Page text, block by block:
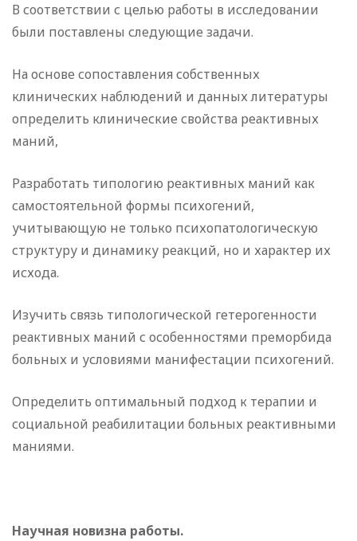
В соответствии с целью работы в исследовании
были поставлены следующие задачи.
На основе сопоставления собственных
клинических наблюдений и данных литературы
определить клинические свойства реактивных
маний,
Разработать типологию реактивных маний как
самостоятельной формы психогений,
учитывающую не только психопатологическую
структуру и динамику реакций, но и характер их
исхода.
Изучить связь типологической гетерогенности
реактивных маний с особенностями преморбида
больных и условиями манифестации психогений.
Определить оптимальный подход к терапии и
социальной реабилитации больных реактивными
маниями.
Научная новизна работы.